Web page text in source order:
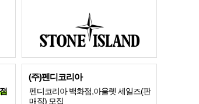
(주)펜디코리아
펜디코리아 백화점,아울렛 세일즈(판
매직) 모집